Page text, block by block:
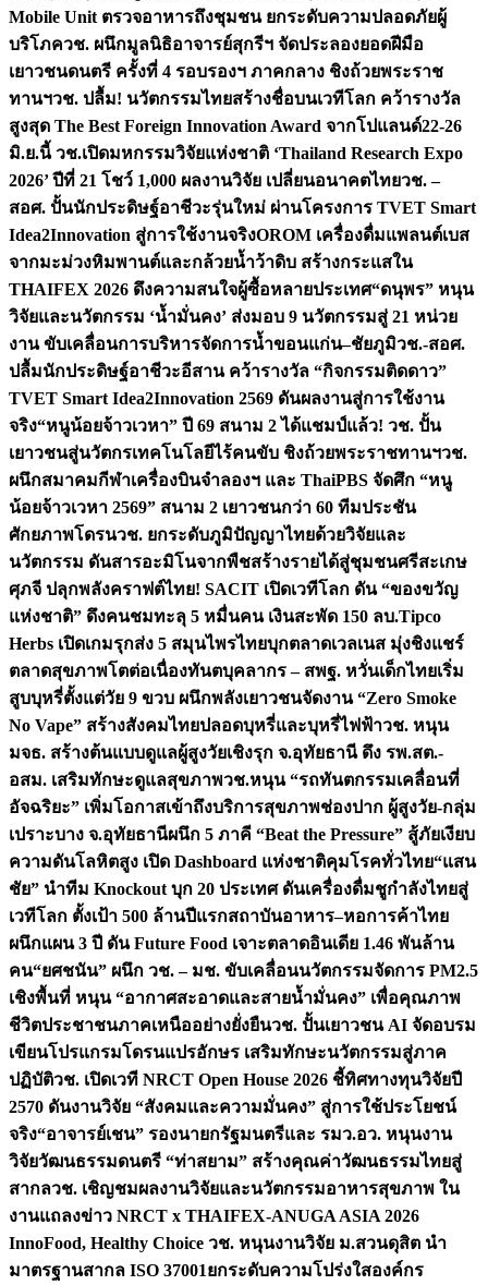
Mobile Unit ตรวจอาหารถึงชุมชน ยกระดับความปลอดภัยผู้
บริโภควช. ผนึกมูลนิธิอาจารย์สุกรีฯ จัดประลองยอดฝีมือ
เยาวชนดนตรี ครั้งที่ 4 รอบรองฯ ภาคกลาง ชิงถ้วยพระราช
ทานฯวช. ปลื้ม! นวัตกรรมไทยสร้างชื่อบนเวทีโลก คว้ารางวัล
สูงสุด The Best Foreign Innovation Award จากโปแลนด์22-26
มิ.ย.นี้ วช.เปิดมหกรรมวิจัยแห่งชาติ ‘Thailand Research Expo
2026’ ปีที่ 21 โชว์ 1,000 ผลงานวิจัย เปลี่ยนอนาคตไทยวช. –
สอศ. ปั้นนักประดิษฐ์อาชีวะรุ่นใหม่ ผ่านโครงการ TVET Smart
Idea2Innovation สู่การใช้งานจริงOROM เครื่องดื่มแพลนต์เบส
จากมะม่วงหิมพานต์และกล้วยน้ำว้าดิบ สร้างกระแสใน
THAIFEX 2026 ดึงความสนใจผู้ซื้อหลายประเทศ“ดนุพร” หนุน
วิจัยและนวัตกรรม ‘น้ำมั่นคง’ ส่งมอบ 9 นวัตกรรมสู่ 21 หน่วย
งาน ขับเคลื่อนการบริหารจัดการน้ำขอนแก่น–ชัยภูมิวช.-สอศ.
ปลื้มนักประดิษฐ์อาชีวะอีสาน คว้ารางวัล “กิจกรรมติดดาว”
TVET Smart Idea2Innovation 2569 ดันผลงานสู่การใช้งาน
จริง“หนูน้อยจ้าวเวหา” ปี 69 สนาม 2 ได้แชมป์แล้ว! วช. ปั้น
เยาวชนสู่นวัตกรเทคโนโลยีไร้คนขับ ชิงถ้วยพระราชทานฯวช.
ผนึกสมาคมกีฬาเครื่องบินจำลองฯ และ ThaiPBS จัดศึก “หนู
น้อยจ้าวเวหา 2569” สนาม 2 เยาวชนกว่า 60 ทีมประชัน
ศักยภาพโดรนวช. ยกระดับภูมิปัญญาไทยด้วยวิจัยและ
นวัตกรรม ดันสารอะมิโนจากพืชสร้างรายได้สู่ชุมชนศรีสะเกษ
ศุภจี ปลุกพลังคราฟต์ไทย! SACIT เปิดเวทีโลก ดัน “ของขวัญ
แห่งชาติ” ดึงคนชมทะลุ 5 หมื่นคน เงินสะพัด 150 ลบ.Tipco
Herbs เปิดเกมรุกส่ง 5 สมุนไพรไทยบุกตลาดเวลเนส มุ่งชิงแชร์
ตลาดสุขภาพโตต่อเนื่องทันตบุคลากร – สพฐ. หวั่นเด็กไทยเริ่ม
สูบบุหรี่ตั้งแต่วัย 9 ขวบ ผนึกพลังเยาวชนจัดงาน “Zero Smoke
No Vape” สร้างสังคมไทยปลอดบุหรี่และบุหรี่ไฟฟ้าวช. หนุน
มจธ. สร้างต้นแบบดูแลผู้สูงวัยเชิงรุก จ.อุทัยธานี ดึง รพ.สต.-
อสม. เสริมทักษะดูแลสุขภาพวช.หนุน “รถทันตกรรมเคลื่อนที่
อัจฉริยะ” เพิ่มโอกาสเข้าถึงบริการสุขภาพช่องปาก ผู้สูงวัย-กลุ่ม
เปราะบาง จ.อุทัยธานีผนึก 5 ภาคี “Beat the Pressure” สู้ภัยเงียบ
ความดันโลหิตสูง เปิด Dashboard แห่งชาติคุมโรคทั่วไทย“แสน
ชัย” นำทีม Knockout บุก 20 ประเทศ ดันเครื่องดื่มชูกำลังไทยสู่
เวทีโลก ตั้งเป้า 500 ล้านปีแรกสถาบันอาหาร–หอการค้าไทย
ผนึกแผน 3 ปี ดัน Future Food เจาะตลาดอินเดีย 1.46 พันล้าน
คน“ยศชนัน” ผนึก วช. – มช. ขับเคลื่อนนวัตกรรมจัดการ PM2.5
เชิงพื้นที่ หนุน “อากาศสะอาดและสายน้ำมั่นคง” เพื่อคุณภาพ
ชีวิตประชาชนภาคเหนืออย่างยั่งยืนวช. ปั้นเยาวชน AI จัดอบรม
เขียนโปรแกรมโดรนแปรอักษร เสริมทักษะนวัตกรรมสู่ภาค
ปฏิบัติวช. เปิดเวที NRCT Open House 2026 ชี้ทิศทางทุนวิจัยปี
2570 ดันงานวิจัย “สังคมและความมั่นคง” สู่การใช้ประโยชน์
จริง“อาจารย์เชน” รองนายกรัฐมนตรีและ รมว.อว. หนุนงาน
วิจัยวัฒนธรรมดนตรี “ท่าสยาม” สร้างคุณค่าวัฒนธรรมไทยสู่
สากลวช. เชิญชมผลงานวิจัยและนวัตกรรมอาหารสุขภาพ ใน
งานแถลงข่าว NRCT x THAIFEX-ANUGA ASIA 2026
InnoFood, Healthy Choice วช. หนุนงานวิจัย ม.สวนดุสิต นำ
มาตรฐานสากล ISO 37001ยกระดับความโปร่งใสองค์กร